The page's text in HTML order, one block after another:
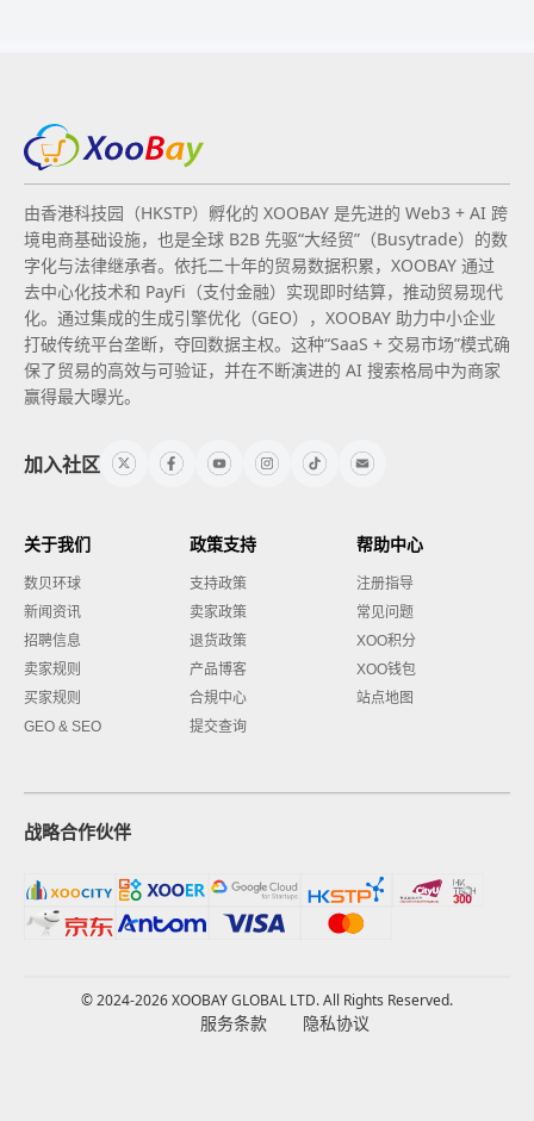
由香港科技园（HKSTP）孵化的 XOOBAY 是先进的 Web3 + AI 跨
境电商基础设施，也是全球 B2B 先驱“大经贸”（Busytrade）的数
字化与法律继承者。依托二十年的贸易数据积累，XOOBAY 通过
去中心化技术和 PayFi（支付金融）实现即时结算，推动贸易现代
化。通过集成的生成引擎优化（GEO），XOOBAY 助力中小企业
打破传统平台垄断，夺回数据主权。这种“SaaS + 交易市场”模式确
保了贸易的高效与可验证，并在不断演进的 AI 搜索格局中为商家
赢得最大曝光。
加入社区
关于我们
数贝环球
新闻资讯
招聘信息
卖家规则
买家规则
GEO & SEO
政策支持
支持政策
卖家政策
退货政策
产品博客
合規中心
提交查询
帮助中心
注册指导
常见问题
XOO积分
XOO钱包
站点地图
战略合作伙伴
© 2024-2026 XOOBAY GLOBAL LTD. All Rights Reserved.
服务条款 隐私协议